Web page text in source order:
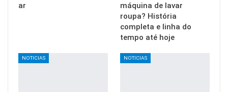
ar
máquina de lavar
roupa? História
completa e linha do
tempo até hoje
NOTICIAS NOTICIAS